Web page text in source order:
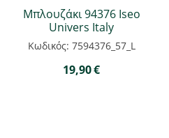
Μπλουζάκι 94376 Iseo
Univers Italy
Κωδικός: 7594376_57_L
19,90€